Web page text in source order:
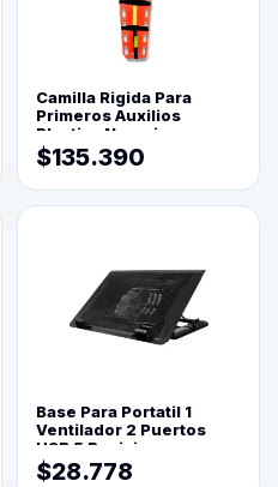
Camilla Rigida Para
Primeros Auxilios
Plastica Naranja
$135.390
Base Para Portatil 1
Ventilador 2 Puertos
USB 5 Posiciones
$28.778